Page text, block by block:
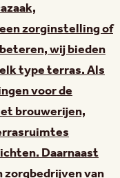
zorginstelling of
wij bieden
type terras. Als
voor de
brouwerijen,
Daarnaast